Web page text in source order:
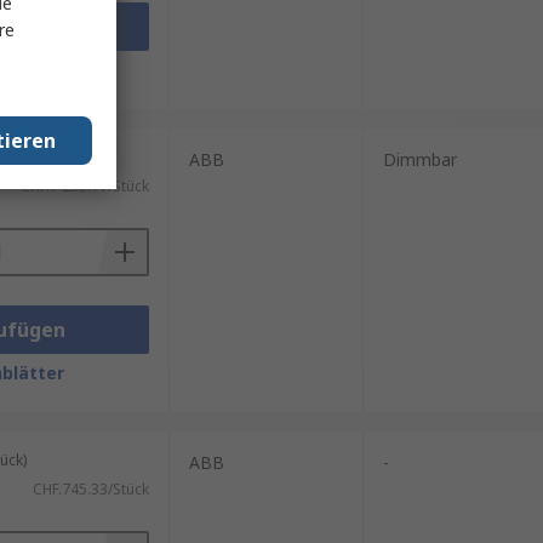
CHF.1'233.17/Stück
ABB Dimmbar
CHF.745.33/Stück
ABB -